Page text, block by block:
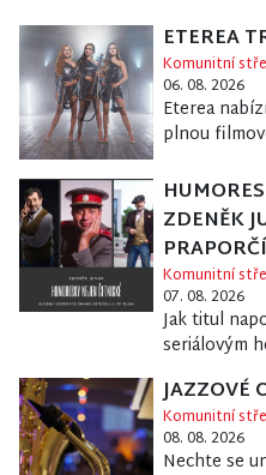
ETEREA
Komunitní
06. 08. 2026
Eterea
plnou
ZDENĚK
Komunitní
07. 08. 2026
Jak titul
seriálovým
JAZZOVÉ
Komunitní
08. 08. 2026
Nechte se